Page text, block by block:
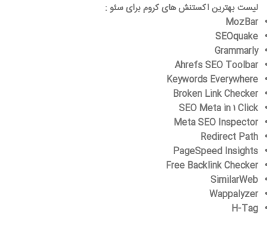
لیست بهترین اکستنش های کروم برای سئو :
MozBar
SEOquake
Grammarly
Ahrefs SEO Toolbar
Keywords Everywhere
Broken Link Checker
SEO Meta in ۱ Click
Meta SEO Inspector
Redirect Path
PageSpeed Insights
Free Backlink Checker
SimilarWeb
Wappalyzer
H-Tag